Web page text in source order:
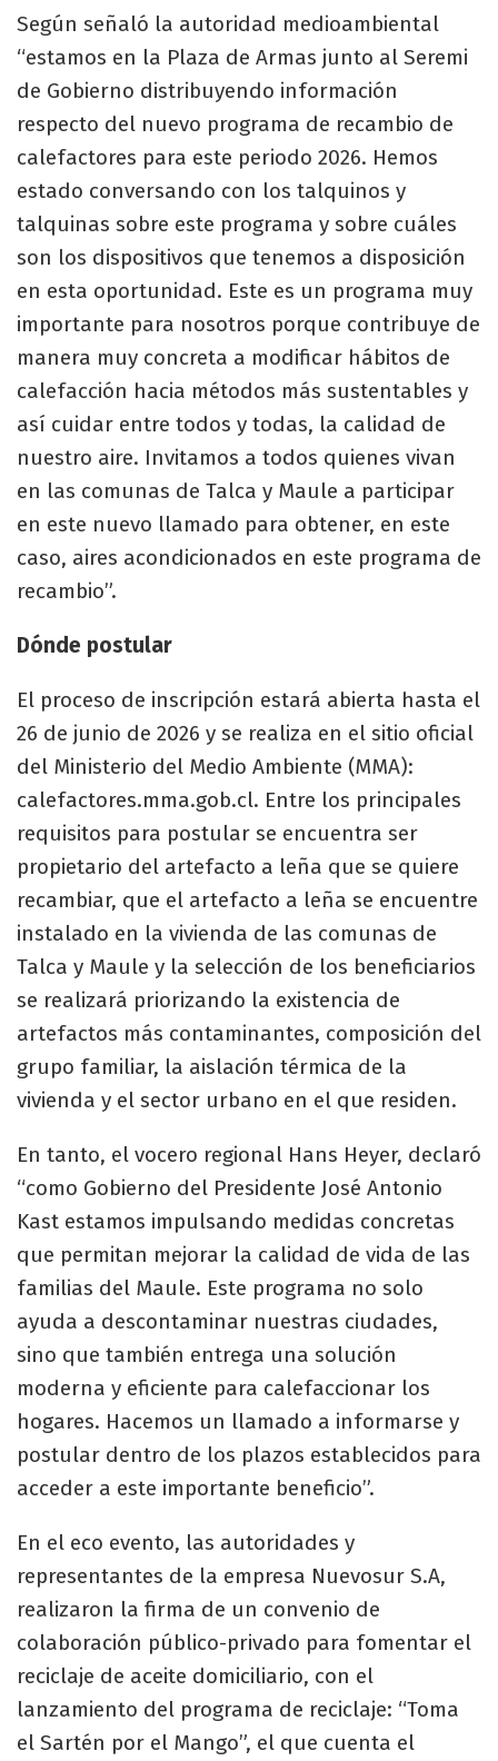
Según señaló la autoridad medioambiental
“estamos en la Plaza de Armas junto al Seremi
de Gobierno distribuyendo información
respecto del nuevo programa de recambio de
calefactores para este periodo 2026. Hemos
estado conversando con los talquinos y
talquinas sobre este programa y sobre cuáles
son los dispositivos que tenemos a disposición
en esta oportunidad. Este es un programa muy
importante para nosotros porque contribuye de
manera muy concreta a modificar hábitos de
calefacción hacia métodos más sustentables y
así cuidar entre todos y todas, la calidad de
nuestro aire. Invitamos a todos quienes vivan
en las comunas de Talca y Maule a participar
en este nuevo llamado para obtener, en este
caso, aires acondicionados en este programa de
recambio”.
Dónde postular
El proceso de inscripción estará abierta hasta el
26 de junio de 2026 y se realiza en el sitio oficial
del Ministerio del Medio Ambiente (MMA):
calefactores.mma.gob.cl. Entre los principales
requisitos para postular se encuentra ser
propietario del artefacto a leña que se quiere
recambiar, que el artefacto a leña se encuentre
instalado en la vivienda de las comunas de
Talca y Maule y la selección de los beneficiarios
se realizará priorizando la existencia de
artefactos más contaminantes, composición del
grupo familiar, la aislación térmica de la
vivienda y el sector urbano en el que residen.
En tanto, el vocero regional Hans Heyer, declaró
“como Gobierno del Presidente José Antonio
Kast estamos impulsando medidas concretas
que permitan mejorar la calidad de vida de las
familias del Maule. Este programa no solo
ayuda a descontaminar nuestras ciudades,
sino que también entrega una solución
moderna y eficiente para calefaccionar los
hogares. Hacemos un llamado a informarse y
postular dentro de los plazos establecidos para
acceder a este importante beneficio”.
En el eco evento, las autoridades y
representantes de la empresa Nuevosur S.A,
realizaron la firma de un convenio de
colaboración público-privado para fomentar el
reciclaje de aceite domiciliario, con el
lanzamiento del programa de reciclaje: “Toma
el Sartén por el Mango”, el que cuenta el